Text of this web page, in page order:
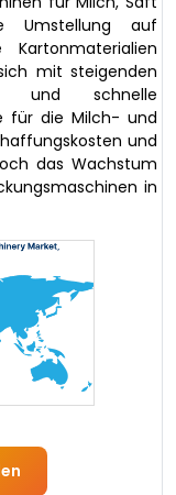
Umstellung auf
mit steigenden
und schnelle
für die Milch- und
und
das Wachstum
in